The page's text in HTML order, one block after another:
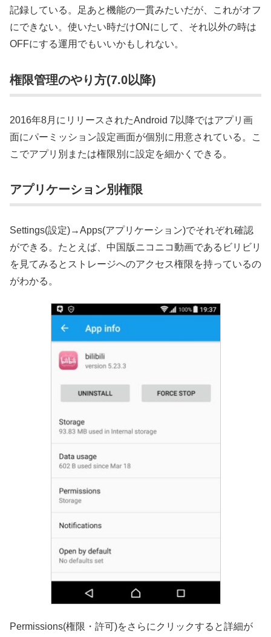
記録している。足あと機能の一貫みたいだが、これがオフ
にできない。使いたい時だけONにして、それ以外の時は
OFFにする運用でもいいかもしれない。
権限管理のやり方(7.0以降)
2016年8月にリリースされたAndroid 7以降ではアプリ画
面にパーミッション設定画面が個別に用意されている。こ
こでアプリ別または権限別に設定を細かくできる。
アプリケーション別権限
Settings(設定)→Apps(アプリケーション)でそれぞれ確認
ができる。たとえば、中国版ニコニコ動画であるビリビリ
を見てみるとストレージへのアクセス権限を持っているの
がわかる。
Permissions(権限・許可)をさらにクリックすると詳細が